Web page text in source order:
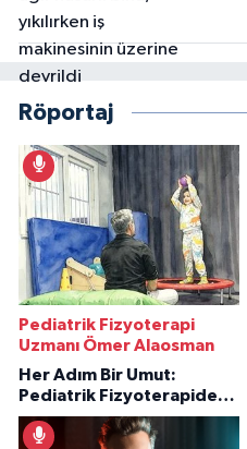
Röportaj
Pediatrik Fizyoterapi
Uzmanı Ömer Alaosman
Her Adım Bir Umut:
Pediatrik Fizyoterapiden
İlham Veren Hikâyeler